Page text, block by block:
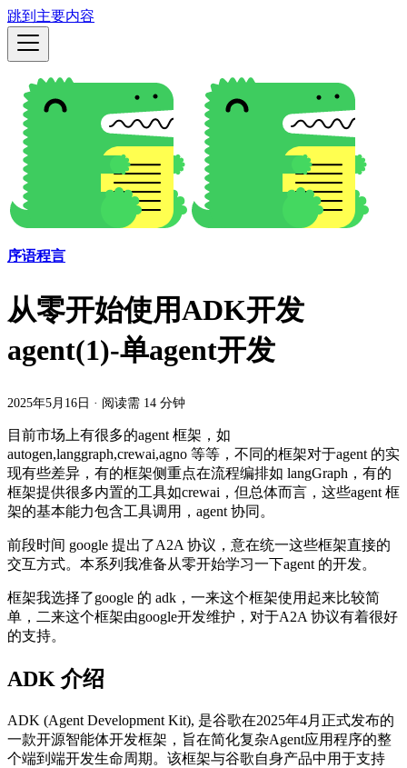
跳到主要内容
序语程言
从零开始使用ADK开发
agent(1)-单agent开发
2025年5月16日 · 阅读需 14 分钟
目前市场上有很多的agent 框架，如
autogen,langgraph,crewai,agno 等等，不同的框架对于agent 的实
现有些差异，有的框架侧重点在流程编排如 langGraph，有的
框架提供很多内置的工具如crewai，但总体而言，这些agent 框
架的基本能力包含工具调用，agent 协同。
前段时间 google 提出了A2A 协议，意在统一这些框架直接的
交互方式。本系列我准备从零开始学习一下agent 的开发。
框架我选择了google 的 adk，一来这个框架使用起来比较简
单，二来这个框架由google开发维护，对于A2A 协议有着很好
的支持。
ADK 介绍
ADK (Agent Development Kit), 是谷歌在2025年4月正式发布的
一款开源智能体开发框架，旨在简化复杂Agent应用程序的整
个端到端开发生命周期。该框架与谷歌自身产品中用于支持